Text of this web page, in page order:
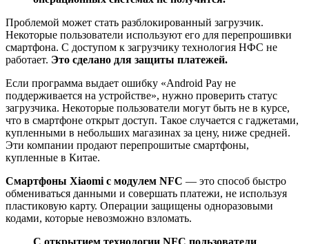
Проблемой может стать разблокированный загрузчик.
Некоторые пользователи используют его для перепрошивки
смартфона. C доступом к загрузчику технология НФС не
работает. Это сделано для защиты платежей.
Если программа выдает ошибку «Android Pay не
поддерживается на устройстве», нужно проверить статус
загрузчика. Некоторые пользователи могут быть не в курсе,
что в смартфоне открыт доступ. Такое случается с гаджетами,
купленными в небольших магазинах за цену, ниже средней.
Эти компании продают перепрошитые смартфоны,
купленные в Китае.
Смартфоны Xiaomi с модулем NFC — это способ быстро
обмениваться данными и совершать платежи, не используя
пластиковую карту. Операции защищены одноразовыми
кодами, которые невозможно взломать.
С открытием технологии NFC пользователи